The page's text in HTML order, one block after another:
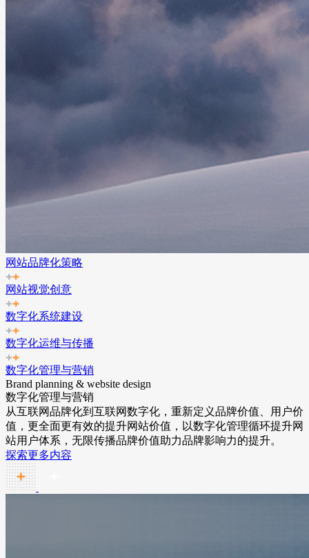
网站品牌化策略
网站视觉创意
数字化系统建设
数字化运维与传播
数字化管理与营销
Brand planning & website design
数字化管理与营销
从互联网品牌化到互联网数字化，重新定义品牌价值、用户价
值，更全面更有效的提升网站价值，以数字化管理循环提升网
站用户体系，无限传播品牌价值助力品牌影响力的提升。
探索更多内容